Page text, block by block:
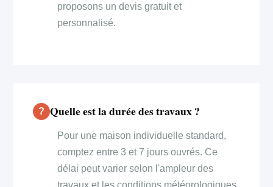
proposons un devis gratuit et
personnalisé.
Quelle est la durée des travaux ?
Pour une maison individuelle standard,
comptez entre 3 et 7 jours ouvrés. Ce
délai peut varier selon l'ampleur des
travaux et les conditions météorologiques.